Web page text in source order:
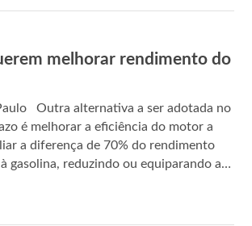
melhorar rendimento do
Outra alternativa a ser adotada no
é melhorar a eficiência do motor a
a diferença de 70% do rendimento
gasolina, reduzindo ou equiparando a…